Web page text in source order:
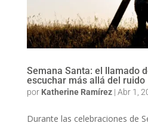
Semana Santa: el llamado
escuchar más allá del ruido
por Katherine Ramírez| Abr 1,
Durante las celebraciones de